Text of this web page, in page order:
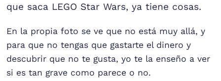
que saca LEGO Star Wars, ya tiene cosas.
En la propia foto se ve que no está muy allá, y
para que no tengas que gastarte el dinero y
descubrir que no te gusta, yo te la enseño a ver
si es tan grave como parece o no.